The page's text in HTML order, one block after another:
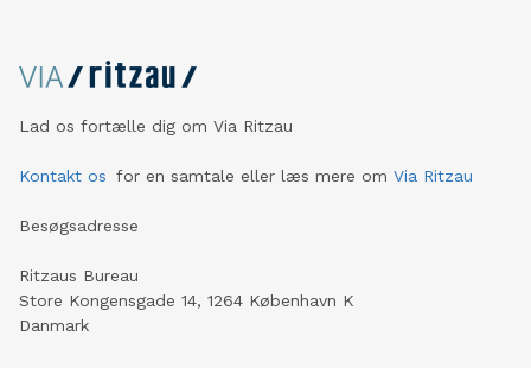
Lad os fortælle dig om Via Ritzau
Kontakt os for en samtale eller læs mere om Via Ritzau
Besøgsadresse
Ritzaus Bureau
Store Kongensgade 14, 1264 København K
Danmark